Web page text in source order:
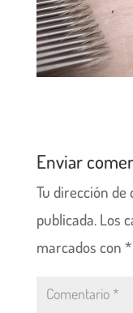
Enviar
Tu dirección
publicada. Los
marcados con *